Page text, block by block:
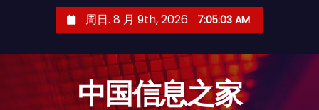
周日. 8 月 9th, 2026 7:05:04 AM
中国信息之家